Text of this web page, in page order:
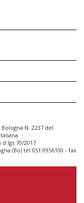
N. 2237 del
70/2017
(Bo) tel 051 0956100 - fax